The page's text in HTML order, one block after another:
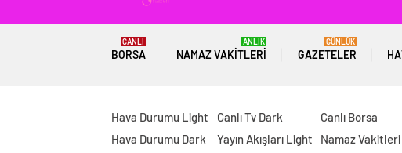
BORSA
CANLI
NAMAZ VAKITLERI
ANLIK
GAZETELER
GÜNLÜK
Hava Durumu Light
Hava Durumu Dark
Canlı Tv Dark
Yayın Akışları Light
Canlı Borsa
Namaz Vakitleri